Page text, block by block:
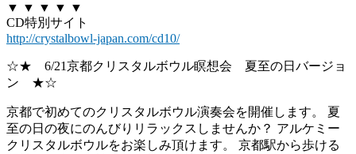
▼ ▼ ▼ ▼ ▼
CD特別サイト
http://crystalbowl-japan.com/cd10/
☆★ 6/21京都クリスタルボウル瞑想会 夏至の日バージョ
ン ★☆
京都で初めてのクリスタルボウル演奏会を開催します。 夏
至の日の夜にのんびりリラックスしませんか？ アルケミー
クリスタルボウルをお楽しみ頂けます。 京都駅から歩ける